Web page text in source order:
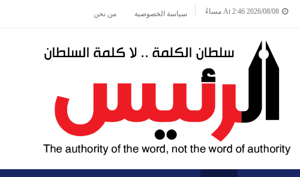
2026/08/08 At 2:46 مساءً سياسة الخصوصية من نحن